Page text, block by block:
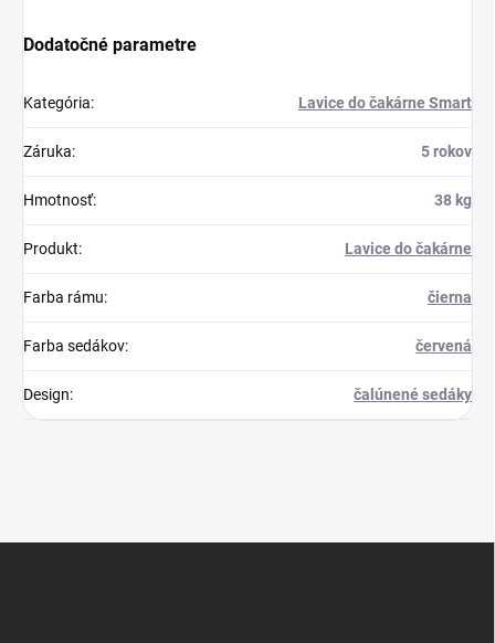
Dodatočné parametre
Kategória: Lavice do čakárne Smart
Záruka: 5 rokov
Hmotnosť: 38 kg
Produkt: Lavice do čakárne
Farba rámu: čierna
Farba sedákov: červená
Design: čalúnené sedáky